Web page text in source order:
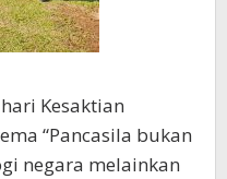
Kesaktian
“Pancasila bukan
negara melainkan